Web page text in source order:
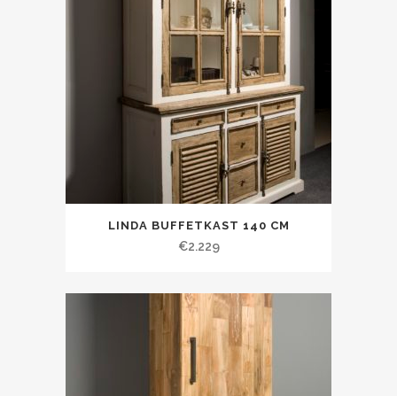
LINDA BUFFETKAST 140 CM
€2.229